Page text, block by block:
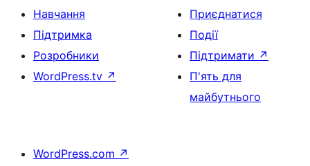
Навчання
Підтримка
Розробники
WordPress.tv ↗
Приєднатися
Події
Підтримати ↗
П'ять для
майбутнього
WordPress.com ↗